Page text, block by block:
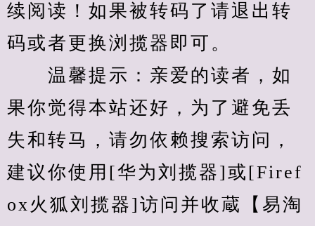
续阅读！如果被转码了请退出转
码或者更换浏揽器即可。
温馨提示：亲爱的读者，如
果你觉得本站还好，为了避免丢
失和转马，请勿依赖搜索访问，
建议你使用[华为刘揽器]或[Firef
ox火狐刘揽器]访问并收蔵【易淘